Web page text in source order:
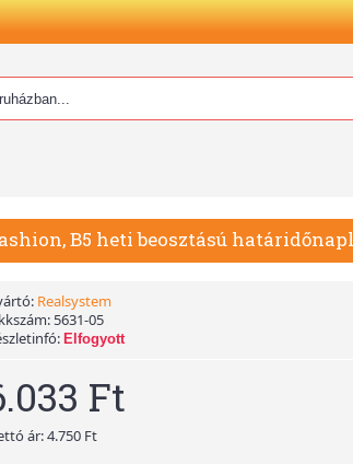
B5 heti beosztású
Realsystem
5631-05
Elfogyott
Ft
ár: 4.750 Ft